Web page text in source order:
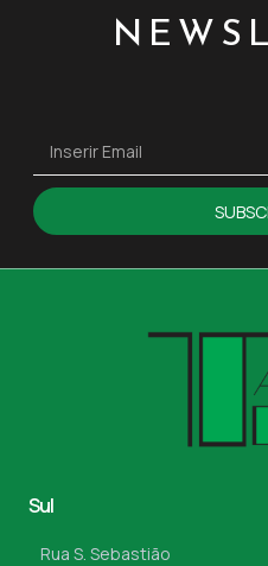
Sul
Rua S. Sebastião